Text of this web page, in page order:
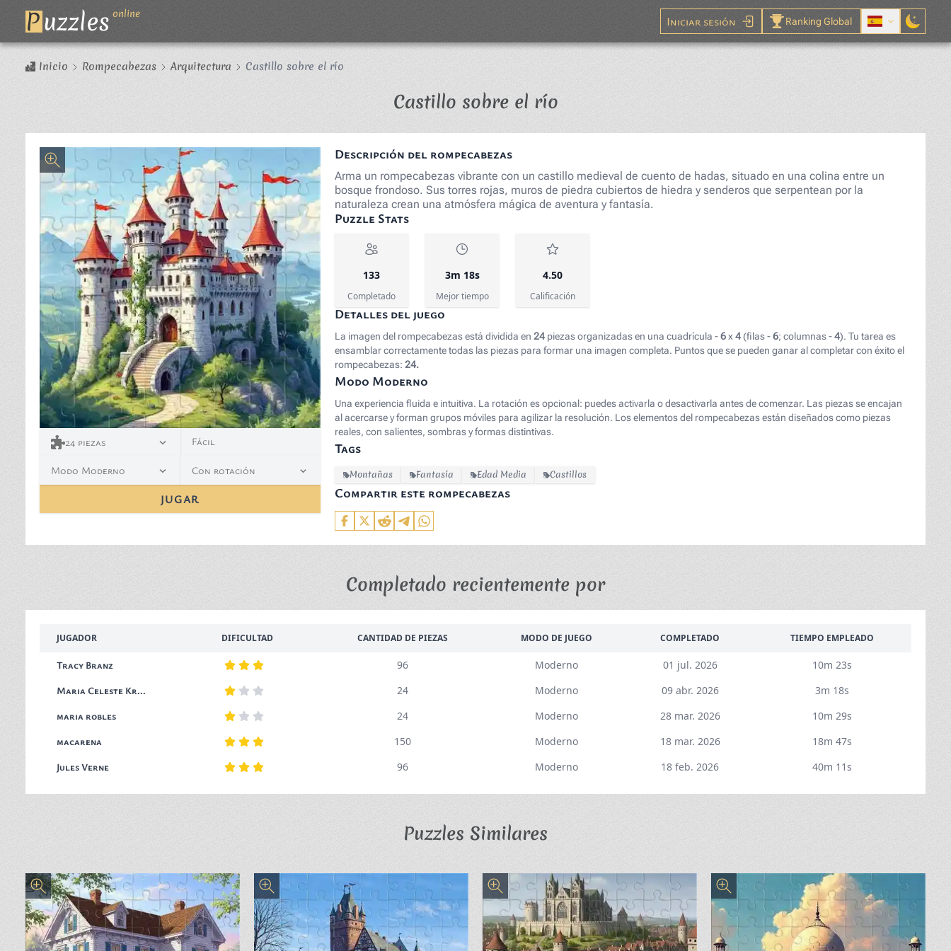
Puzzles online
Iniciar sesión Ranking Global
Inicio Rompecabezas Arquitectura Castillo sobre el río
Castillo sobre el ríoRompecabezas
24 piezas Fácil
Modo Moderno Con rotación
JUGAR
Descripción del rompecabezas
Arma un rompecabezas vibrante con un castillo medieval de cuento de hadas, situado en una colina entre un
bosque frondoso. Sus torres rojas, muros de piedra cubiertos de hiedra y senderos que serpentean por la
naturaleza crean una atmósfera mágica de aventura y fantasía.
Puzzle Stats
133
Completado
3m 18s
Mejor tiempo
4.50
Calificación
Detalles del juego
La imagen del rompecabezas está dividida en24 piezas organizadas en una cuadrícula -6x4 (filas -6; columnas -4). Tu tarea es
ensamblar correctamente todas las piezas para formar una imagen completa. Puntos que se pueden ganar al completar con éxito el
rompecabezas:24.
Modo Moderno
Una experiencia fluida e intuitiva. La rotación es opcional: puedes activarla o desactivarla antes de comenzar. Las piezas se encajan
al acercarse y forman grupos móviles para agilizar la resolución. Los elementos del rompecabezas están diseñados como piezas
reales, con salientes, sombras y formas distintivas.
Tags
Montañas Fantasía Edad Media Castillos
Compartir este rompecabezas
Completado recientemente por
JUGADOR DIFICULTAD CANTIDAD DE PIEZAS MODO DE JUEGO COMPLETADO TIEMPO EMPLEADO
Tracy Branz 96 Moderno 01 jul. 2026
10m 23s
Maria Celeste Kr...
24 Moderno 09 abr. 2026
3m 18s
maria robles
24 Moderno 28 mar. 2026
10m 29s
macarena
150 Moderno 18 mar. 2026
18m 47s
Jules Verne
96 Moderno 18 feb. 2026 40m 11s
Puzzles Similares